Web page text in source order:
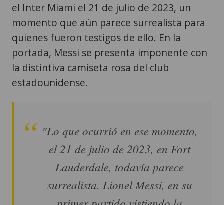
el Inter Miami el 21 de julio de 2023, un
momento que aún parece surrealista para
quienes fueron testigos de ello. En la
portada, Messi se presenta imponente con
la distintiva camiseta rosa del club
estadounidense.
"Lo que ocurrió en ese momento,
el 21 de julio de 2023, en Fort
Lauderdale, todavía parece
surrealista. Lionel Messi, en su